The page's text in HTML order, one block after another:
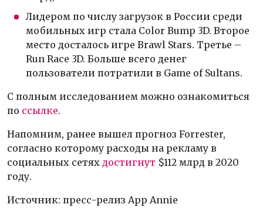
Лидером по числу загрузок в России среди
мобильных игр стала Color Bump 3D. Второе
место досталось игре Brawl Stars. Третье –
Run Race 3D. Больше всего денег
пользователи потратили в Game of Sultans.
С полным исследованием можно ознакомиться
по ссылке.
Напомним, ранее вышел прогноз Forrester,
согласно которому расходы на рекламу в
социальных сетях достигнут $112 млрд в 2020
году.
Источник: пресс-релиз App Annie